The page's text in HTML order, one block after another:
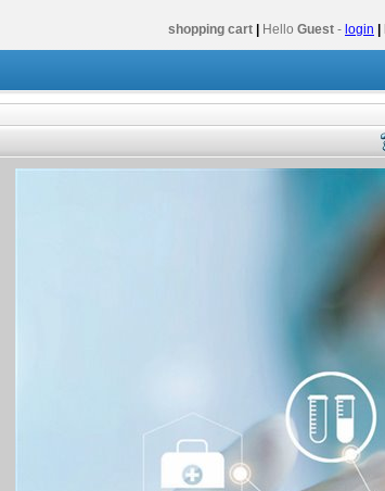
shopping cart Hello Guest - login